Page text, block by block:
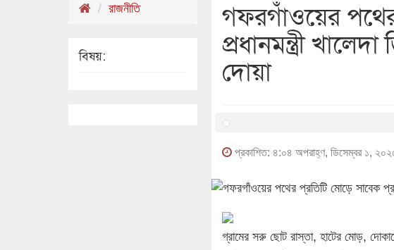
গফরগাঁওয়ের
প্রধানমন্ত্রী
দোয়া ‎
প্রকাশিত: ৪:০৪ অপরাহ্ণ, ডিসেম্বর ১,
গ্রামের সরু ছোট রাস্তা, হাটের মোড়,
রাজনীতি
বিষয়: